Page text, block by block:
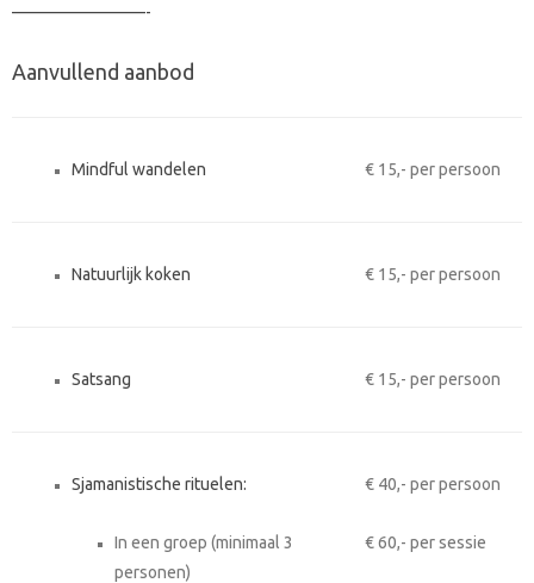
————————-
Aanvullend aanbod
Mindful wandelen € 15,- per persoon
Natuurlijk koken € 15,- per persoon
Satsang € 15,- per persoon
Sjamanistische rituelen:
In een groep (minimaal 3
personen)
€ 40,- per persoon
€ 60,- per sessie